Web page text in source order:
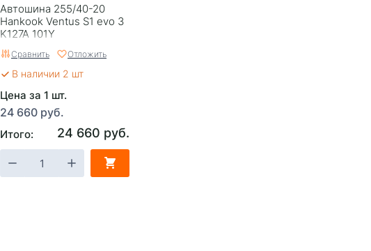
Автошина 255/40-20
Hankook Ventus S1 evo 3
K127A 101Y
Сравнить Отложить
В наличии 2 шт
Цена за 1 шт.
24 660 руб.
Итого: 24 660 руб.